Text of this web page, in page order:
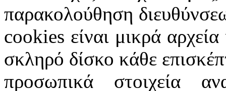
παρακολούθηση
cookies είναι μικρά
σκληρό δίσκο κάθε
προσωπικά στοιχεία